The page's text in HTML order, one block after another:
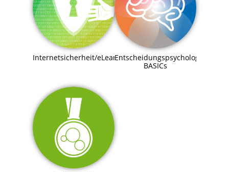
Internetsicherheit/eLearningEntscheidungspsychologie
BASICs